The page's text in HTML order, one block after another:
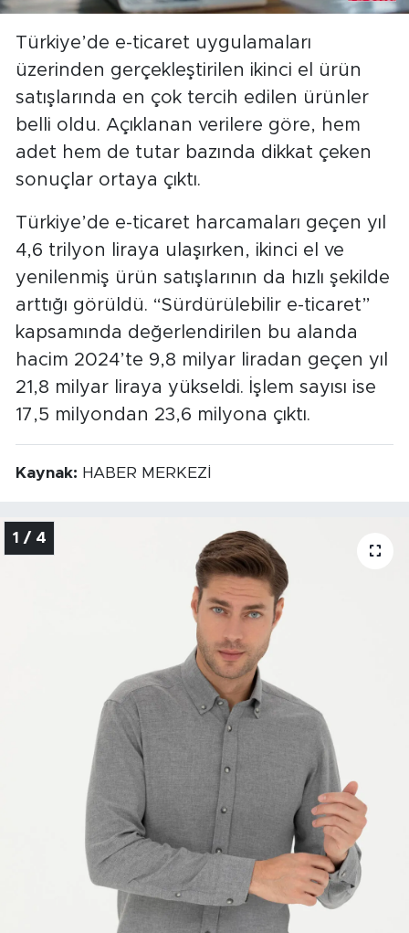
Türkiye’de e-ticaret uygulamaları
üzerinden gerçekleştirilen ikinci el ürün
satışlarında en çok tercih edilen ürünler
belli oldu. Açıklanan verilere göre, hem
adet hem de tutar bazında dikkat çeken
sonuçlar ortaya çıktı.
Türkiye’de e-ticaret harcamaları geçen yıl
4,6 trilyon liraya ulaşırken, ikinci el ve
yenilenmiş ürün satışlarının da hızlı şekilde
arttığı görüldü. “Sürdürülebilir e-ticaret”
kapsamında değerlendirilen bu alanda
hacim 2024’te 9,8 milyar liradan geçen yıl
21,8 milyar liraya yükseldi. İşlem sayısı ise
17,5 milyondan 23,6 milyona çıktı.
Kaynak: HABER MERKEZİ
1 / 4